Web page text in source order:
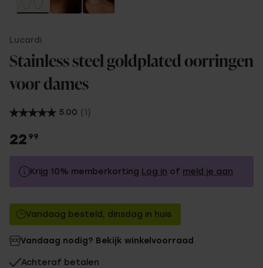
Lucardi
Stainless steel goldplated oorringen
voor dames
5.00 (1)
22 99
Krijg 10% memberkorting Log in of meld je aan
Zonder memberkorting
Met memberkorting
Vandaag besteld, dinsdag in huis
Vandaag nodig? Bekijk winkelvoorraad
Achteraf betalen